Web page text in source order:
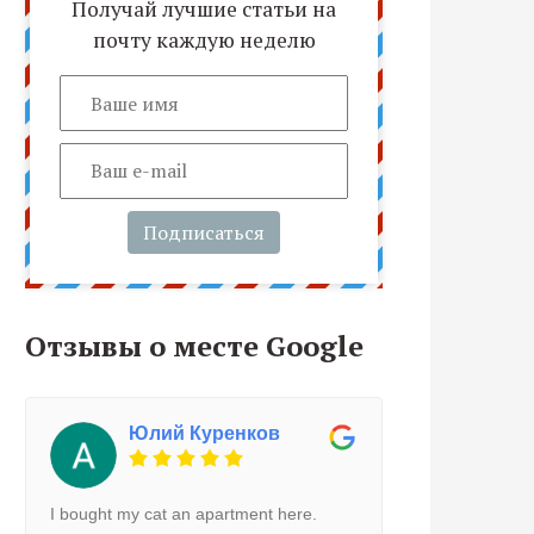
Получай лучшие статьи на
почту каждую неделю
Подписаться
Отзывы о месте Google
Юлий Куренков
I bought my cat an apartment here.